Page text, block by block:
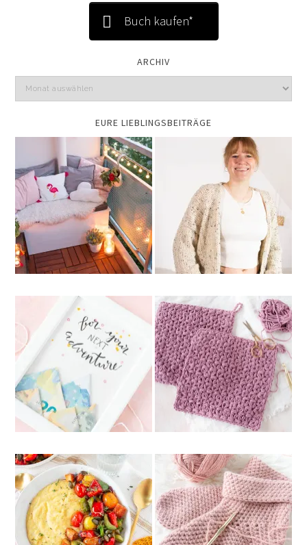
Buch kaufen*
ARCHIV
EURE LIEBLINGSBEITRÄGE